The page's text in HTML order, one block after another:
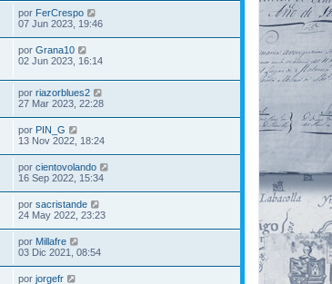
por FerCrespo
07 Jun 2023, 19:46
por Grana10
02 Jun 2023, 16:14
por riazorblues2
27 Mar 2023, 22:28
por PIN_G
13 Nov 2022, 18:24
por cientovolando
16 Sep 2022, 15:34
por sacristande
24 May 2022, 23:23
por Millafre
03 Dic 2021, 08:54
por jorgefr